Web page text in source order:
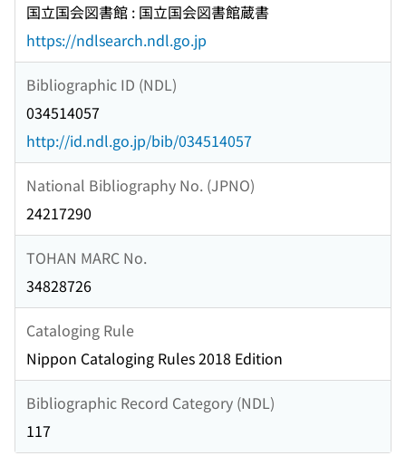
国立国会図書館 : 国立国会図書館蔵書
https://ndlsearch.ndl.go.jp
Bibliographic ID (NDL)
034514057
http://id.ndl.go.jp/bib/034514057
National Bibliography No. (JPNO)
24217290
TOHAN MARC No.
34828726
Cataloging Rule
Nippon Cataloging Rules 2018 Edition
Bibliographic Record Category (NDL)
117